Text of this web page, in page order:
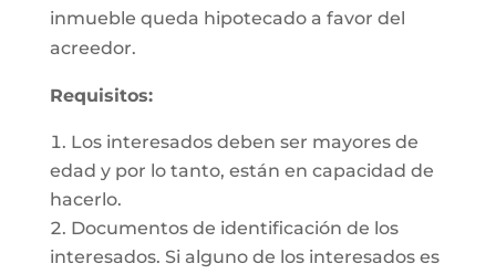
inmueble queda hipotecado a favor del
acreedor.
Requisitos:
Los interesados deben ser mayores de
edad y por lo tanto, están en capacidad de
hacerlo.
Documentos de identificación de los
interesados. Si alguno de los interesados es